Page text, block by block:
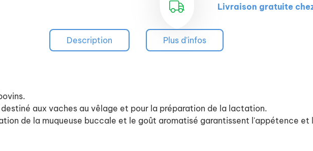
Livraison gratuite
Description Plus d'infos
aux vaches au vêlage et pour la préparation de la lactation.
de la muqueuse buccale et le goût aromatisé garantissent l'appétence